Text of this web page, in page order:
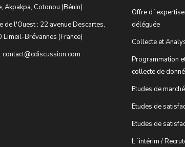
Akpakpa, Cotonou (Bénin)
de l'Ouest : 22 avenue Descartes,
Limeil-Brévannes (France)
contact@cdiscussion.com
Offre
déléguée
Collecte et
Programmation
collecte de
Etudes de
Etudes de
Etudes de
L´intérim /